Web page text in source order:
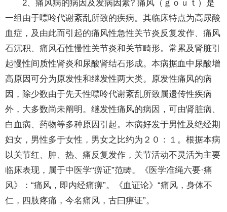
2、痛风病的病因及发病因素? 痛风（ｇｏｕｔ）是
一组由于嘌呤代谢紊乱所致的疾病。其临床特点为高尿酸
血症，及由此而引起的痛风性急性关节炎反复发作、痛风
石沉积、痛风石性慢性关节炎和关节畸形。常累及肾脏引
起慢性间质性肾炎和尿酸肾结石形成。本病据血中尿酸增
高原因可分为原发性和继发性两大类。原发性痛风的病
因，除少数由于先天性嘌呤代谢紊乱所致属遗传性疾病
外，大多数尚未阐明。继发性痛风的病因，可由肾脏病、
白血病、药物等多种原因引起。本病好发于男性及绝经期
妇女，男性多于女性，男女之比约为２０：１。根据本病
以关节红、肿、热、痛反复发作，关节活动不灵活为主要
临床表现，属于中医学“痹证”范畴。《医学准绳六要·痛
风》：“痛风，即内经痛痹”。《血证论》“痛风，身体不
仁，四肢疼痛，今名痛风，古曰痹证”。